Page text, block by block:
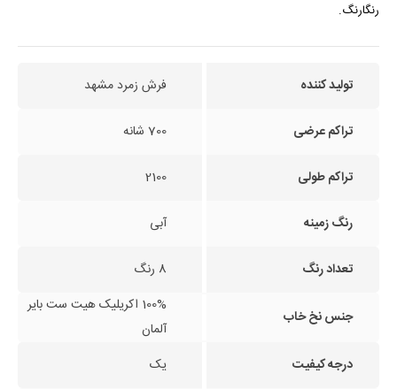
رنگارنگ.
تولید کننده فرش زمرد مشهد
تراکم عرضی 700 شانه
تراکم طولی 2100
رنگ زمینه آبی
تعداد رنگ 8 رنگ
جنس نخ خاب
100% اکریلیک هیت ست بایر
آلمان
درجه کیفیت
یک